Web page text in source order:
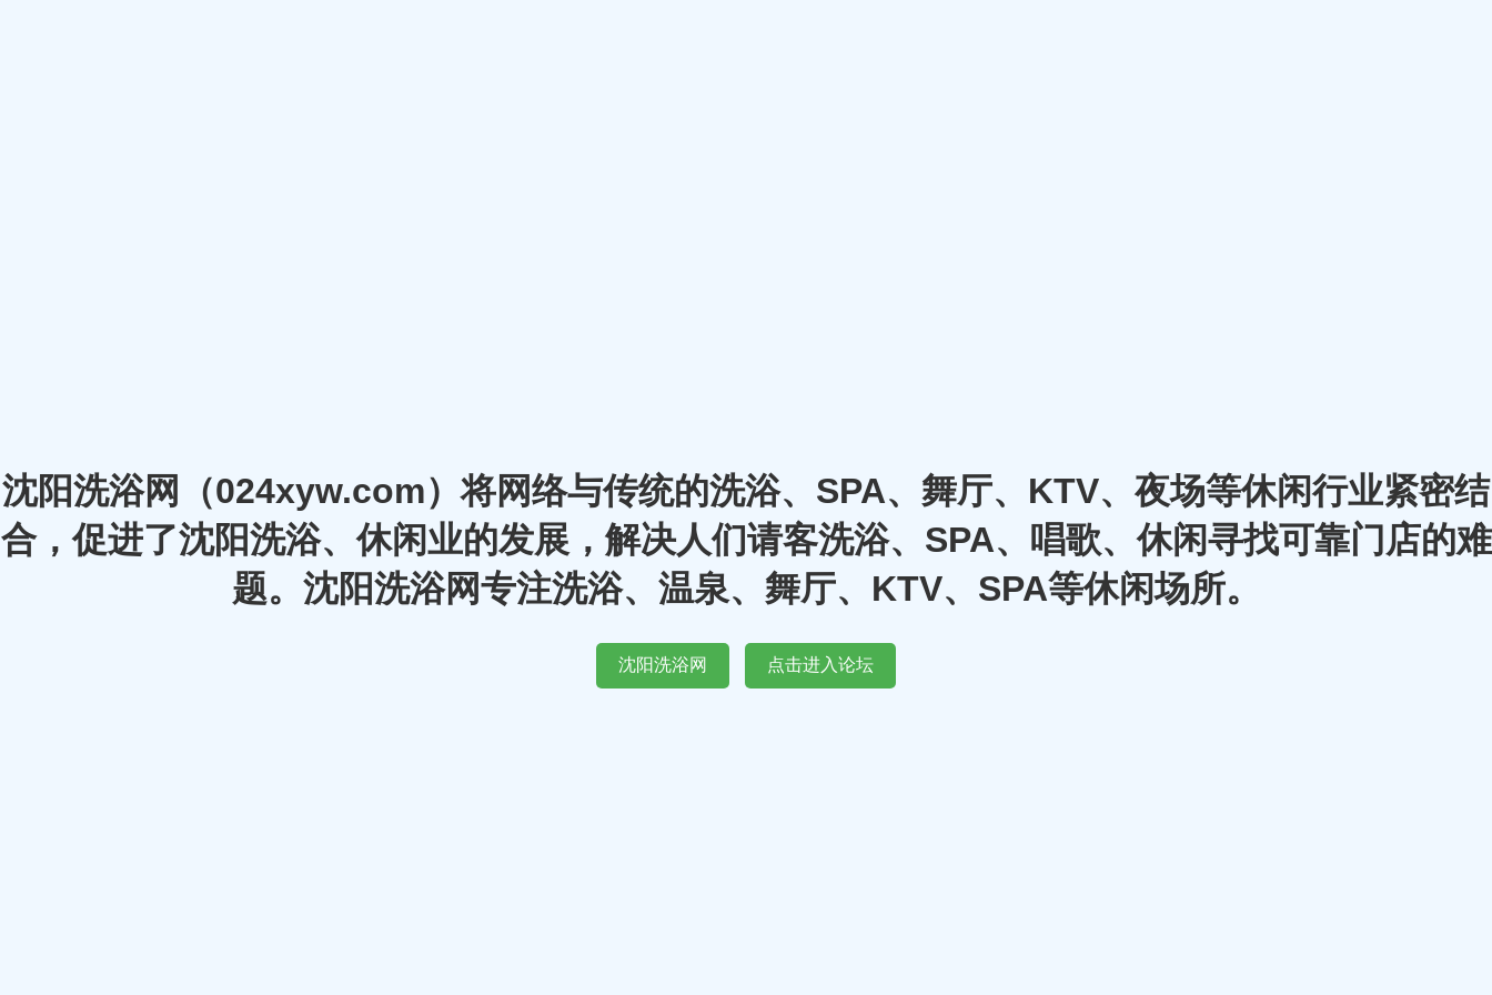
沈阳洗浴网（024xyw.com）将网络与传统的洗浴、SPA、舞厅、KTV、夜场等休闲行业紧密结
合，促进了沈阳洗浴、休闲业的发展，解决人们请客洗浴、SPA、唱歌、休闲寻找可靠门店的难
题。沈阳洗浴网专注洗浴、温泉、舞厅、KTV、SPA等休闲场所。
沈阳洗浴网 点击进入论坛